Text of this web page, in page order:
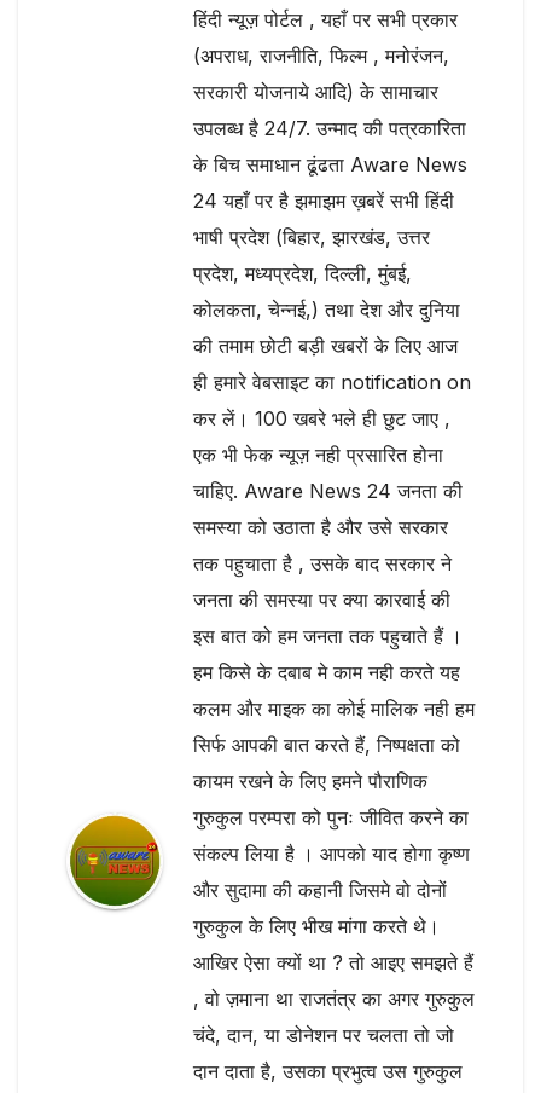
हिंदी न्यूज़ पोर्टल , यहाँ पर सभी प्रकार
(अपराध, राजनीति, फिल्म , मनोरंजन,
सरकारी योजनाये आदि) के सामाचार
उपलब्ध है 24/7. उन्माद की पत्रकारिता
के बिच समाधान ढूंढता Aware News
24 यहाँ पर है झमाझम ख़बरें सभी हिंदी
भाषी प्रदेश (बिहार, झारखंड, उत्तर
प्रदेश, मध्यप्रदेश, दिल्ली, मुंबई,
कोलकता, चेन्नई,) तथा देश और दुनिया
की तमाम छोटी बड़ी खबरों के लिए आज
ही हमारे वेबसाइट का notification on
कर लें। 100 खबरे भले ही छुट जाए ,
एक भी फेक न्यूज़ नही प्रसारित होना
चाहिए. Aware News 24 जनता की
समस्या को उठाता है और उसे सरकार
तक पहुचाता है , उसके बाद सरकार ने
जनता की समस्या पर क्या कारवाई की
इस बात को हम जनता तक पहुचाते हैं ।
हम किसे के दबाब मे काम नही करते यह
कलम और माइक का कोई मालिक नही हम
सिर्फ आपकी बात करते हैं, निष्पक्षता को
कायम रखने के लिए हमने पौराणिक
गुरुकुल परम्परा को पुनः जीवित करने का
संकल्प लिया है । आपको याद होगा कृष्ण
और सुदामा की कहानी जिसमे वो दोनों
गुरुकुल के लिए भीख मांगा करते थे।
आखिर ऐसा क्यों था ? तो आइए समझते हैं
, वो ज़माना था राजतंत्र का अगर गुरुकुल
चंदे, दान, या डोनेशन पर चलता तो जो
दान दाता है, उसका प्रभुत्व उस गुरुकुल